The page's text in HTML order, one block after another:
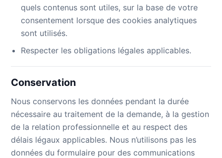
quels contenus sont utiles, sur la base de votre
consentement lorsque des cookies analytiques
sont utilisés.
Respecter les obligations légales applicables.
Conservation
Nous conservons les données pendant la durée
nécessaire au traitement de la demande, à la gestion
de la relation professionnelle et au respect des
délais légaux applicables. Nous n’utilisons pas les
données du formulaire pour des communications